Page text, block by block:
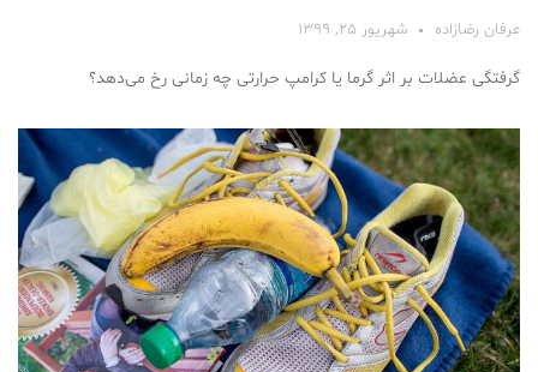
عرفان رضازاده شهریور ۲۵, ۱۳۹۹
گرفتگی عضلات بر اثر گرما یا کرامپ حرارتی چه زمانی رخ می‌دهد؟